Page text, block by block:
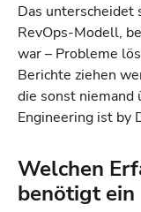
Das
RevOps-Modell,
war – Probleme
Berichte ziehen
die sonst niemand
Engineering ist by
Welchen
benötigt ein